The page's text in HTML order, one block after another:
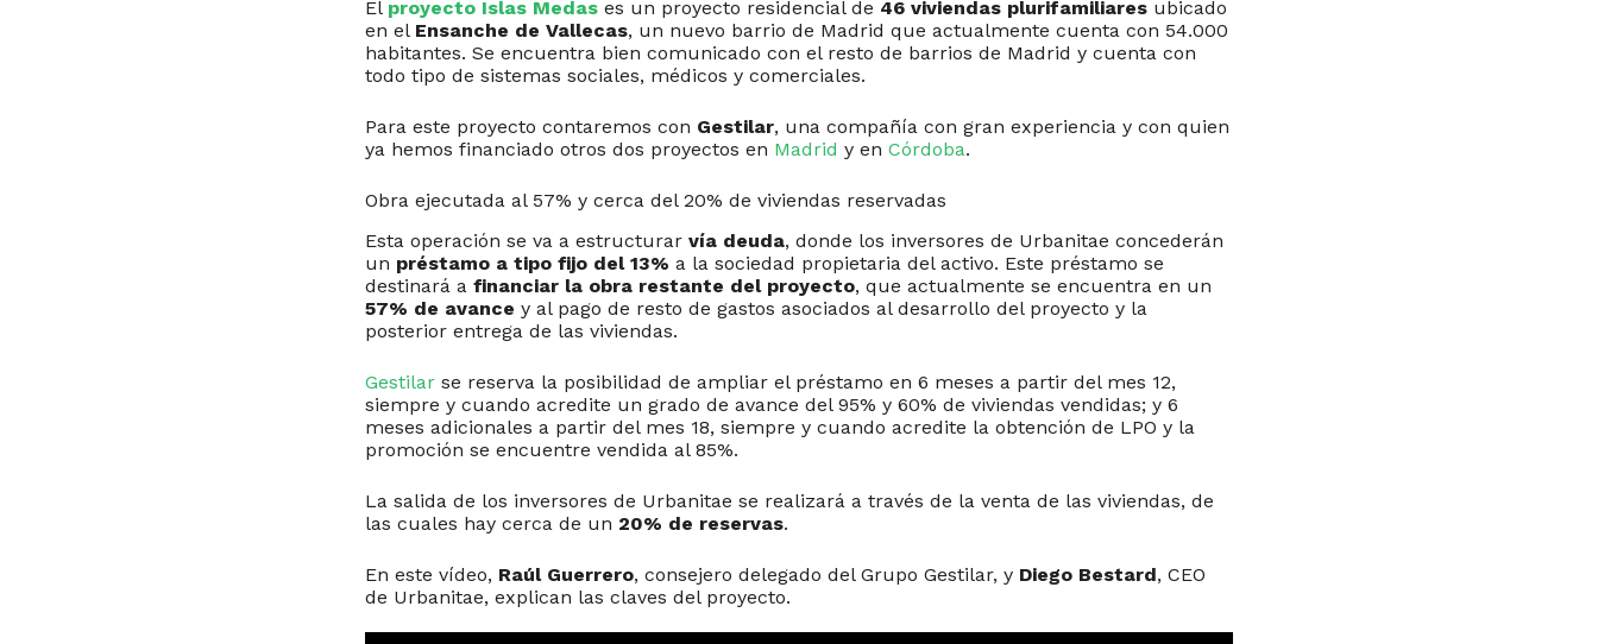
El proyecto Islas Medas es un proyecto residencial de 46 viviendas plurifamiliares ubicado
en el Ensanche de Vallecas, un nuevo barrio de Madrid que actualmente cuenta con 54.000
habitantes. Se encuentra bien comunicado con el resto de barrios de Madrid y cuenta con
todo tipo de sistemas sociales, médicos y comerciales.
Para este proyecto contaremos con Gestilar, una compañía con gran experiencia y con quien
ya hemos financiado otros dos proyectos en Madrid y en Córdoba.
Obra ejecutada al 57% y cerca del 20% de viviendas reservadas
Esta operación se va a estructurar vía deuda, donde los inversores de Urbanitae concederán
un préstamo a tipo fijo del 13% a la sociedad propietaria del activo. Este préstamo se
destinará a financiar la obra restante del proyecto, que actualmente se encuentra en un
57% de avance y al pago de resto de gastos asociados al desarrollo del proyecto y la
posterior entrega de las viviendas.
Gestilar se reserva la posibilidad de ampliar el préstamo en 6 meses a partir del mes 12,
siempre y cuando acredite un grado de avance del 95% y 60% de viviendas vendidas; y 6
meses adicionales a partir del mes 18, siempre y cuando acredite la obtención de LPO y la
promoción se encuentre vendida al 85%.
La salida de los inversores de Urbanitae se realizará a través de la venta de las viviendas, de
las cuales hay cerca de un 20% de reservas.
En este vídeo, Raúl Guerrero, consejero delegado del Grupo Gestilar, y Diego Bestard, CEO
de Urbanitae, explican las claves del proyecto.